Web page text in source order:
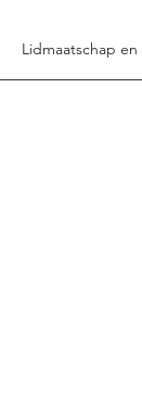
Lidmaatschap en